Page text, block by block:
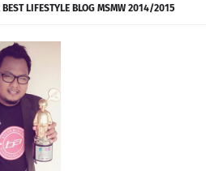
BEST LIFESTYLE BLOG MSMW 2014/2015